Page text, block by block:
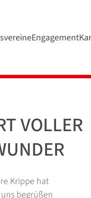
Engagement
VOLLER
Krippe hat
begrüßen